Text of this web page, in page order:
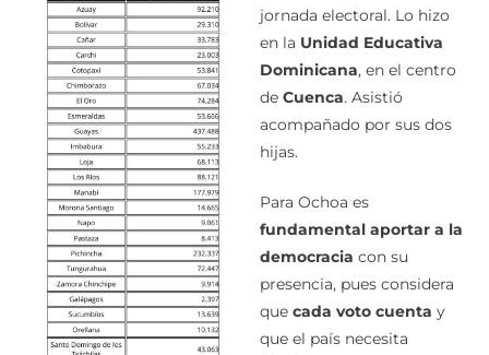
jornada electoral. Lo hizo
en la Unidad Educativa
Dominicana, en el centro
de Cuenca. Asistió
acompañado por sus dos
hijas.
Para Ochoa es
fundamental aportar a la
democracia con su
presencia, pues considera
que cada voto cuenta y
que el país necesita